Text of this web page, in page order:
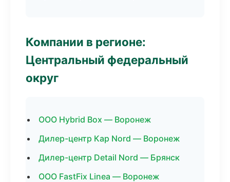
Компании в регионе:
Центральный федеральный
округ
ООО Hybrid Box — Воронеж
Дилер-центр Кар Nord — Воронеж
Дилер-центр Detail Nord — Брянск
ООО FastFix Linea — Воронеж